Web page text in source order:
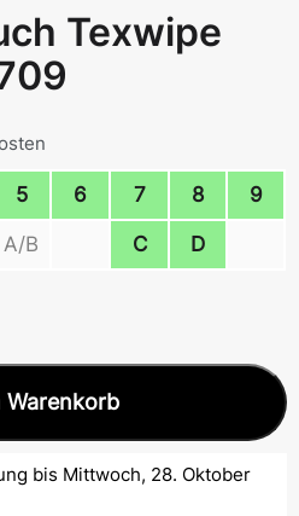
Texwipe
5 6 7 8 9
A/B C D
Warenkorb
bis Mittwoch, 28. Oktober